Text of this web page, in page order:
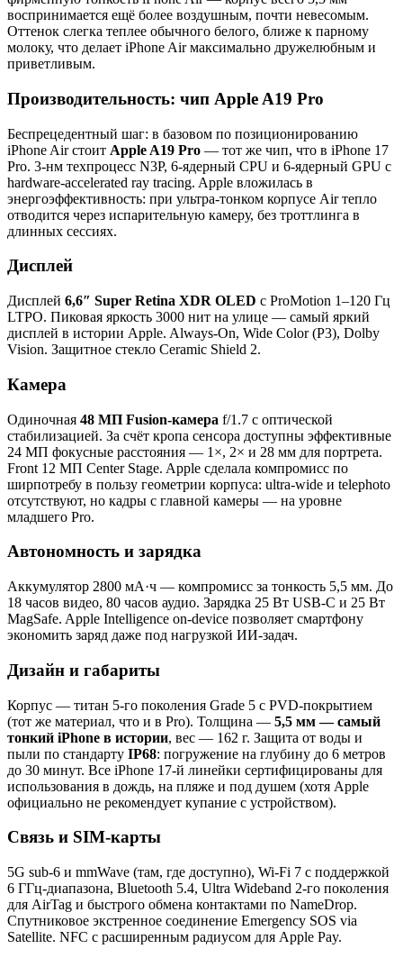
воспринимается ещё более воздушным, почти невесомым.
Оттенок слегка теплее обычного белого, ближе к парному
молоку, что делает iPhone Air максимально дружелюбным и
приветливым.
Производительность: чип Apple A19 Pro
Беспрецедентный шаг: в базовом по позиционированию
iPhone Air стоит Apple A19 Pro — тот же чип, что в iPhone 17
Pro. 3-нм техпроцесс N3P, 6-ядерный CPU и 6-ядерный GPU с
hardware-accelerated ray tracing. Apple вложилась в
энергоэффективность: при ультра-тонком корпусе Air тепло
отводится через испарительную камеру, без троттлинга в
длинных сессиях.
Дисплей
Дисплей 6,6″ Super Retina XDR OLED с ProMotion 1–120 Гц
LTPO. Пиковая яркость 3000 нит на улице — самый яркий
дисплей в истории Apple. Always-On, Wide Color (P3), Dolby
Vision. Защитное стекло Ceramic Shield 2.
Камера
Одиночная 48 МП Fusion-камера f/1.7 с оптической
стабилизацией. За счёт кропа сенсора доступны эффективные
24 МП фокусные расстояния — 1×, 2× и 28 мм для портрета.
Front 12 МП Center Stage. Apple сделала компромисс по
ширпотребу в пользу геометрии корпуса: ultra-wide и telephoto
отсутствуют, но кадры с главной камеры — на уровне
младшего Pro.
Автономность и зарядка
Аккумулятор 2800 мА·ч — компромисс за тонкость 5,5 мм. До
18 часов видео, 80 часов аудио. Зарядка 25 Вт USB-C и 25 Вт
MagSafe. Apple Intelligence on-device позволяет смартфону
экономить заряд даже под нагрузкой ИИ-задач.
Дизайн и габариты
Корпус — титан 5-го поколения Grade 5 с PVD-покрытием
(тот же материал, что и в Pro). Толщина — 5,5 мм — самый
тонкий iPhone в истории, вес — 162 г. Защита от воды и
пыли по стандарту IP68: погружение на глубину до 6 метров
до 30 минут. Все iPhone 17-й линейки сертифицированы для
использования в дождь, на пляже и под душем (хотя Apple
официально не рекомендует купание с устройством).
Связь и SIM-карты
5G sub-6 и mmWave (там, где доступно), Wi-Fi 7 с поддержкой
6 ГГц-диапазона, Bluetooth 5.4, Ultra Wideband 2-го поколения
для AirTag и быстрого обмена контактами по NameDrop.
Спутниковое экстренное соединение Emergency SOS via
Satellite. NFC с расширенным радиусом для Apple Pay.